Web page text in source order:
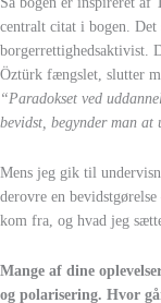
centralt citat i bogen. Det
borgerrettighedsaktivist.
Öztürk fængslet, slutter
“Paradokset ved
bevidst, begynder man at
Mens jeg gik til
derovre en
kom fra, og hvad jeg
Mange af dine
og polarisering. Hvor